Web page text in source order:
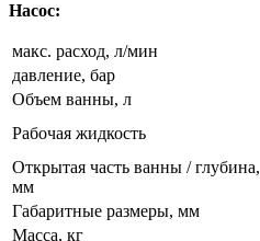
Насос:
макс. расход, л/мин
давление, бар
Объем ванны, л
Рабочая жидкость
Открытая часть ванны / глубина,
мм
Габаритные размеры, мм
Масса, кг